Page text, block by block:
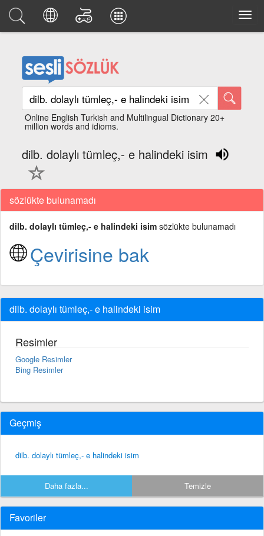
Online English Turkish and Multilingual Dictionary 20+
million words and idioms.
dilb. dolaylı tümleç,- e halindeki isim
sözlükte bulunamadı
dilb. dolaylı tümleç,- e halindeki isim sözlükte bulunamadı
Çevirisine bak
dilb. dolaylı tümleç,- e halindeki isim
Resimler
Google Resimler
Bing Resimler
Geçmiş
dilb. dolaylı tümleç,- e halindeki isim
Daha fazla... Temizle
Favoriler